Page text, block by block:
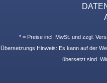
* = Preise incl. MwSt. und zzgl.
Übersetzungs Hinweis: Es kann auf der
übersetzt sind.